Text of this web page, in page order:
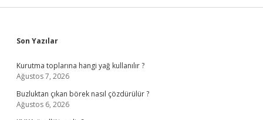
Sidebar
Son Yazılar
Kurutma toplarına hangi yağ kullanılır ?
Ağustos 7, 2026
Buzluktan çıkan börek nasıl çözdürülür ?
Ağustos 6, 2026